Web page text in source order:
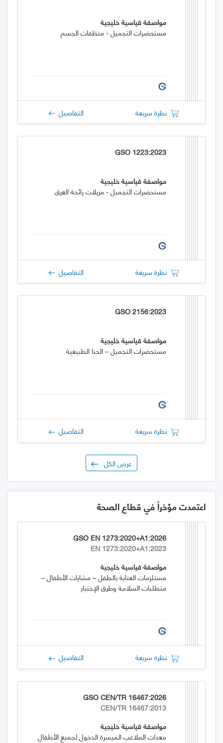
مواصفة قياسية خليجية
مستحضرات التجميل - منظفات الجسم
نظرة سريعة التفاصيل
GSO 1223:2023
مواصفة قياسية خليجية
مستحضرات التجميل - مزيلات رائحة العرق
نظرة سريعة التفاصيل
GSO 2156:2023
مواصفة قياسية خليجية
مستحضرات التجميل – الحنا الطبيعية
نظرة سريعة التفاصيل
عرض الكل
اعتمدت مؤخراً في قطاع الصحة
GSO EN 1273:2020+A1:2026
EN 1273:2020+A1:2023
مواصفة قياسية خليجية
مستلزمات العناية بالطفل – مشايات الأطفال –
متطلبات السلامة وطرق الإختبار
نظرة سريعة التفاصيل
GSO CEN/TR 16467:2026
CEN/TR 16467:2013
مواصفة قياسية خليجية
معدات الملاعب الميسرة الدخول لجميع الأطفال